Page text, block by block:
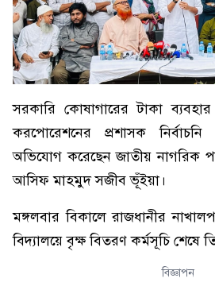
সরকারি কোষাগারের টাকা
করপোরেশনের প্রশাসক নির্বাচনি
অভিযোগ করেছেন জাতীয় নাগরিক
আসিফ মাহমুদ সজীব ভূঁইয়া।
মঙ্গলবার বিকালে রাজধানীর
বিদ্যালয়ে বৃক্ষ বিতরণ কর্মসূচি
বিজ্ঞাপন